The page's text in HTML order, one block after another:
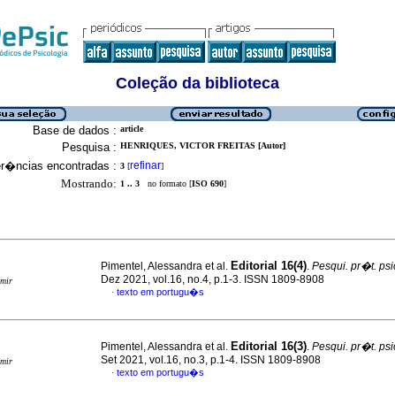
Coleção da biblioteca
Base de dados : article
Pesquisa : HENRIQUES, VICTOR FREITAS [Autor]
encontradas : 3 [refinar]
Mostrando: 1 .. 3 no formato [ISO 690]
Pimentel, Alessandra et al. Editorial 16(4). Pesqui. pr�t.
Dez 2021, vol.16, no.4, p.1-3. ISSN 1809-8908
· texto em portugu�s
Pimentel, Alessandra et al. Editorial 16(3). Pesqui. pr�t.
Set 2021, vol.16, no.3, p.1-4. ISSN 1809-8908
· texto em portugu�s